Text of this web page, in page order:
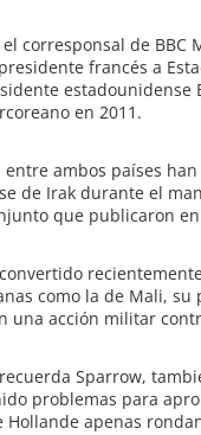
corresponsal de
francés a
estadounidense
en 2011.
entre ambos países
de Irak durante el
que publicaron
como la de Mali,
una acción militar
Sparrow,
problemas para
Hollande apenas